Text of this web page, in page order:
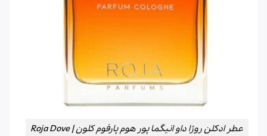
عطر ادکلن روژا داو انیگما پور هوم پارفوم کلون | Roja Dove